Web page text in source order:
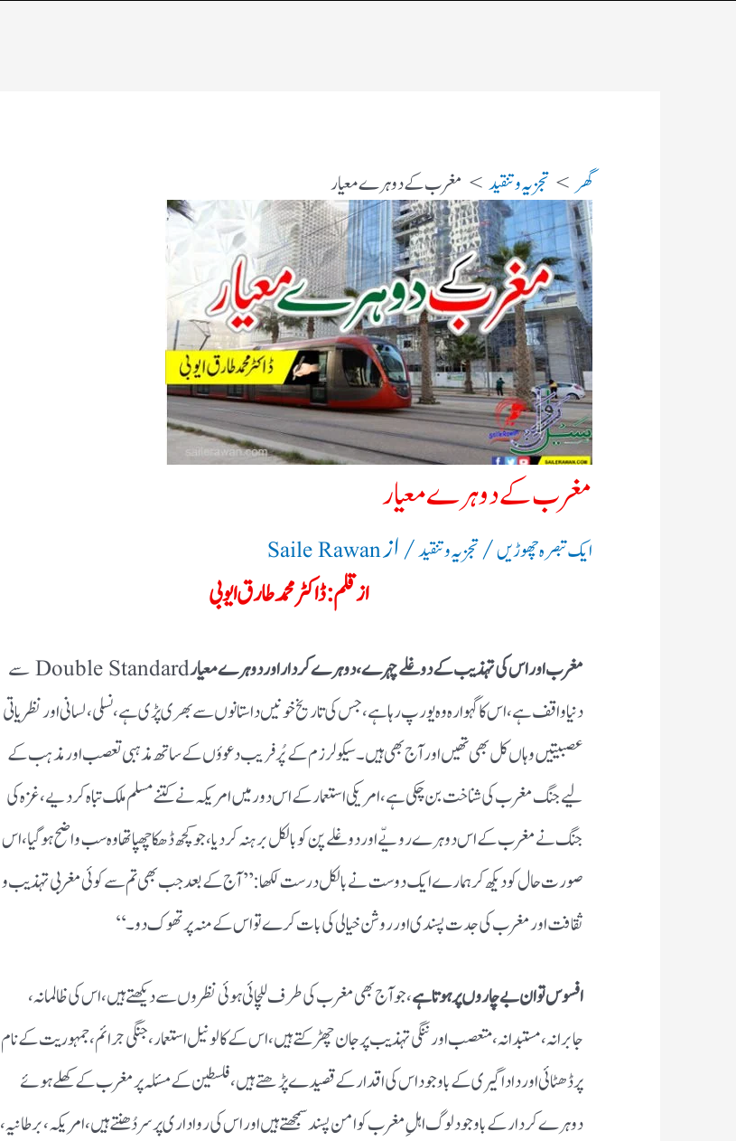
گھر تجزیہ و تنقید مغرب کے دوہرے معیار
مغرب کے دوہرے معیار
ایک تبصرہ چھوڑیں/تجزیہ و تنقید/ ازSaile Rawan
از قلم:ڈاکٹر محمد طارق ایوبی
مغرب اور اس کی تہذیب کے دوغلے چہرے، دوہرے کردار اور دوہرے معیار
Double Standard سے
دنیا واقف ہے، اس کا گہوارہ وہ یورپ رہا ہے، جس کی تاریخ خونیں داستانوں سے بھری پڑی ہے، نسلی، لسانی اور نظریاتی
عصبیتیں وہاں کل بھی تھیں اور آج بھی ہیں۔ سیکولرزم کے پُر فریب دعوؤں کے ساتھ مذہبی تعصب اور مذہب کے
لیے جنگ مغرب کی شناخت بن چکی ہے، امریکی استعمار کے اس دور میں امریکہ نے کتنے مسلم ملک تباہ کر دیے، غزہ کی
جنگ نے مغرب کے اس دوہرے رویّے اور دوغلے پن کو بالکل برہنہ کر دیا، جو کچھ ڈھکا چھپا تھا وہ سب واضح ہو گیا، اس
صورت حال کو دیکھ کر ہمارے ایک دوست نے بالکل درست لکھا: ’’آج کے بعد جب بھی تم سے کوئی مغربی تہذیب و
ثقافت اور مغرب کی جدت پسندی اور روشن خیالی کی بات کرے تو اس کے منہ پر تھوک دو۔‘‘
افسوس تو ان بے چاروں پر ہوتا ہے، جو آج بھی مغرب کی طرف للچائی ہوئی نظروں سے دیکھتے ہیں، اس کی ظالمانہ،
جابرانہ، مستبدانہ، متعصب اور ننگی تہذیب پر جان چھڑکتے ہیں، اس کے کالونیل استعمار، جنگی جرائم، جمہوریت کے نام
پر ڈھٹائی اور دادا گیری کے باوجود اس کی اقدار کے قصیدے پڑھتے ہیں، فلسطین کے مسئلہ پر مغرب کے کھلے ہوئے
دوہرے کردار کے باوجود لوگ اہلِ مغرب کو امن پسند سمجھتے ہیں اور اس کی رواداری پر سر دُھنتے ہیں، امریکہ، برطانیہ،